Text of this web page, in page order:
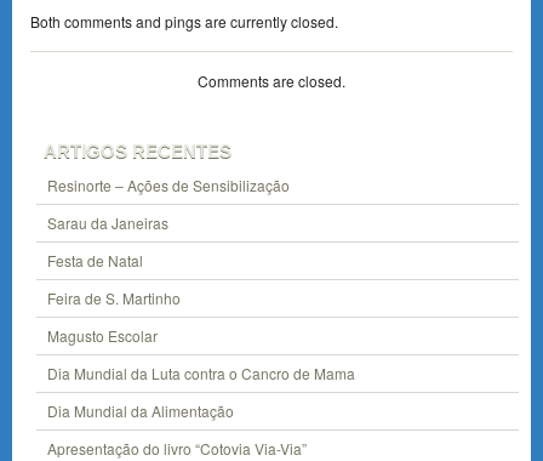
Both comments and pings are currently closed.
Comments are closed.
ARTIGOS RECENTES
Resinorte – Ações de Sensibilização
Sarau da Janeiras
Festa de Natal
Feira de S. Martinho
Magusto Escolar
Dia Mundial da Luta contra o Cancro de Mama
Dia Mundial da Alimentação
Apresentação do livro “Cotovia Via-Via”